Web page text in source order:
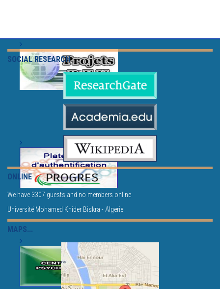
SOCIAL RESEARCH
ONLINE
We have 3307 guests and no members online
Université Mohamed Khider Biskra - Algerie
MAPS...